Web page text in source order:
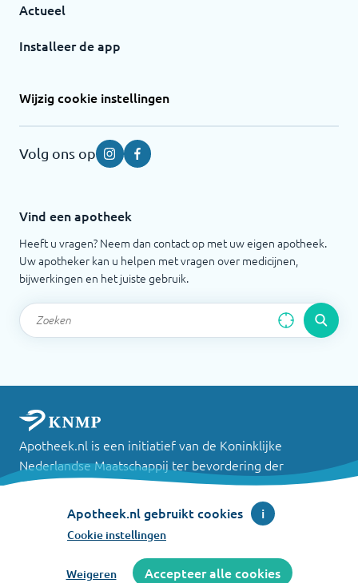
Actueel
Installeer de app
Wijzig cookie instellingen
Volg ons op InstagramFacebook
Vind een apotheek
Heeft u vragen? Neem dan contact op met uw eigen apotheek.
Uw apotheker kan u helpen met vragen over medicijnen,
bijwerkingen en het juiste gebruik.
Apotheek.nl is een initiatief van de Koninklijke
Nederlandse Maatschappij ter bevordering der
Pharmacie
Apotheek.nl gebruikt cookies i
Cookie instellingen
Weigeren Accepteer alle cookies